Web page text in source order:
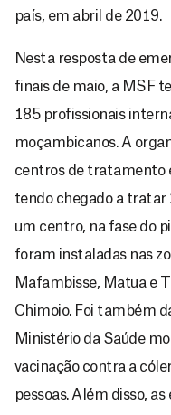
país, em abril de 2019.
Nesta resposta de
finais de maio, a MSF
185 profissionais
moçambicanos. A
centros de tratamento
tendo chegado a tratar
um centro, na fase do
foram instaladas nas
Mafambisse, Matua e
Chimoio. Foi também
Ministério da Saúde
vacinação contra a
pessoas. Além disso,